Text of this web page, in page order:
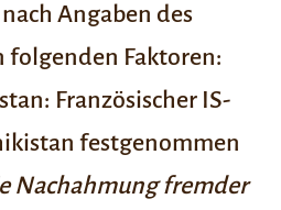
Angaben des
folgenden Faktoren:
Französischer IS-
festgenommen
Nachahmung fremder